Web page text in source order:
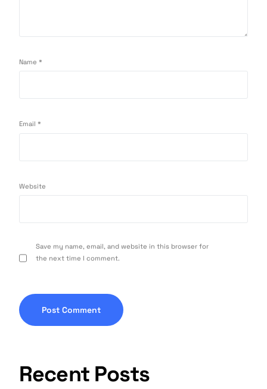
Name*
Email*
Website
Save my name, email, and website in this browser for
the next time I comment.
Recent Posts